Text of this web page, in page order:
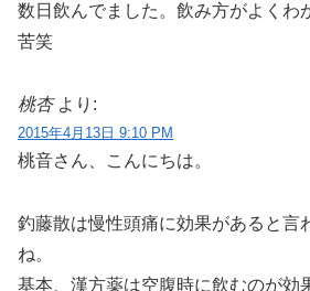
数日飲んでました。飲み方がよくわ
苦笑
桃杏 より:
2015年4月13日 9:10 PM
桃音さん、こんにちは。
釣藤散は慢性頭痛に効果があると言
ね。
基本、漢方薬は空腹時に飲むのが効